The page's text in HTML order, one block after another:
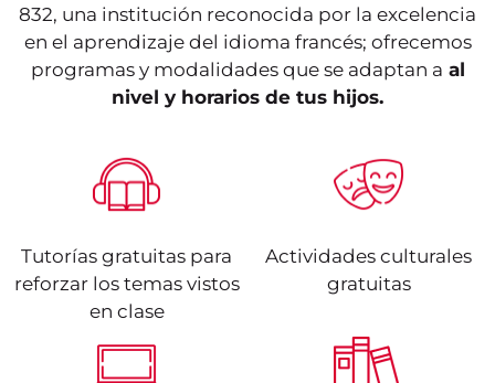
832, una institución reconocida por la excelencia
en el aprendizaje del idioma francés; ofrecemos
programas y modalidades que se adaptan a al
nivel y horarios de tus hijos.
Tutorías gratuitas para
reforzar los temas vistos
en clase
Actividades culturales
gratuitas